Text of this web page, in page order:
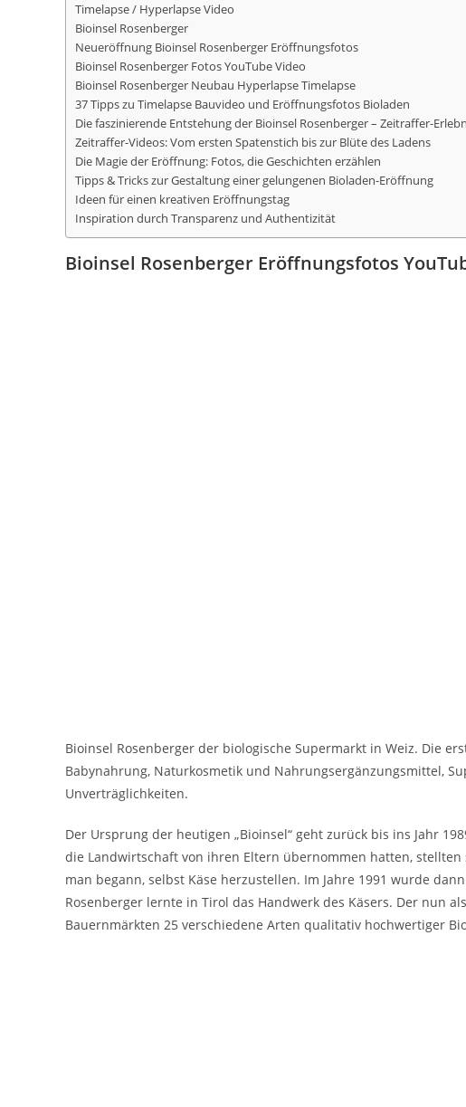
Timelapse / Hyperlapse Video
Bioinsel Rosenberger
Neueröffnung Bioinsel Rosenberger Eröffnungsfotos
Bioinsel Rosenberger Fotos YouTube Video
Bioinsel Rosenberger Neubau Hyperlapse Timelapse
37 Tipps zu Timelapse Bauvideo und Eröffnungsfotos Bioladen
Die faszinierende Entstehung der Bioinsel Rosenberger – Zeitraffer-
Zeitraffer-Videos: Vom ersten Spatenstich bis zur Blüte des Ladens
Die Magie der Eröffnung: Fotos, die Geschichten erzählen
Tipps & Tricks zur Gestaltung einer gelungenen Bioladen-Eröffnung
Ideen für einen kreativen Eröffnungstag
Inspiration durch Transparenz und Authentizität
Bioinsel Rosenberger Eröffnungsfotos
Bioinsel Rosenberger der biologische Supermarkt in Weiz. Die
Babynahrung, Naturkosmetik und Nahrungsergänzungsmittel,
Unverträglichkeiten.
Der Ursprung der heutigen „Bioinsel“ geht zurück bis ins Jahr
die Landwirtschaft von ihren Eltern übernommen hatten,
man begann, selbst Käse herzustellen. Im Jahre 1991 wurde
Rosenberger lernte in Tirol das Handwerk des Käsers. Der nun
Bauernmärkten 25 verschiedene Arten qualitativ hochwertiger